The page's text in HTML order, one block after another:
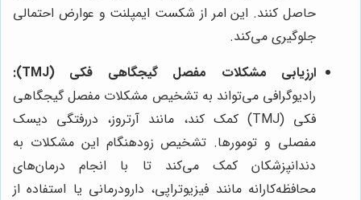
حاصل کنند. این امر از شکست ایمپلنت و عوارض احتمالی
جلوگیری می‌کند.
ارزیابی مشکلات مفصل گیجگاهی فکی (TMJ):
رادیوگرافی می‌تواند به تشخیص مشکلات مفصل گیجگاهی
فکی (TMJ) کمک کند، مانند آرتروز، دررفتگی دیسک
مفصلی و تومورها. تشخیص زودهنگام این مشکلات به
دندانپزشکان کمک می‌کند تا با انجام درمان‌های
محافظه‌کارانه مانند فیزیوتراپی، دارودرمانی یا استفاده از